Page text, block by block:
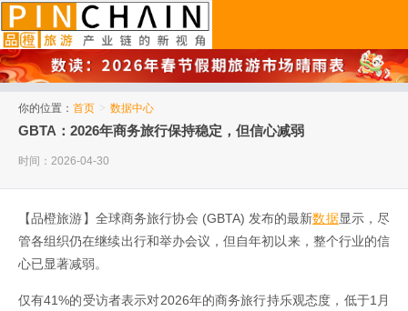
你的位置： 首页 > 数据中心
GBTA：2026年商务旅行保持稳定，但信心减弱
时间：2026-04-30
【品橙旅游】全球商务旅行协会 (GBTA) 发布的最新数据显示，尽
管各组织仍在继续出行和举办会议，但自年初以来，整个行业的信
心已显著减弱。
仅有41%的受访者表示对2026年的商务旅行持乐观态度，低于1月